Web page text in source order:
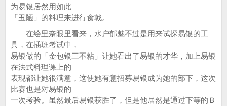
为易银居然用如此
「丑陋」的料理来进行食戟。
在绘里奈眼里看来，水户郁魅不过是用来试探易银的工
具，在插班考试中，
易银做的「金包银三不粘」让她看出了易银的才华，加上易银
在法式料理课上的
表现都让她很满意，这使她有意招募易银成为她的部下，这次
比赛也是对易银的
一次考验。虽然最后易银获胜了，但是他居然是通过下等的Ｂ